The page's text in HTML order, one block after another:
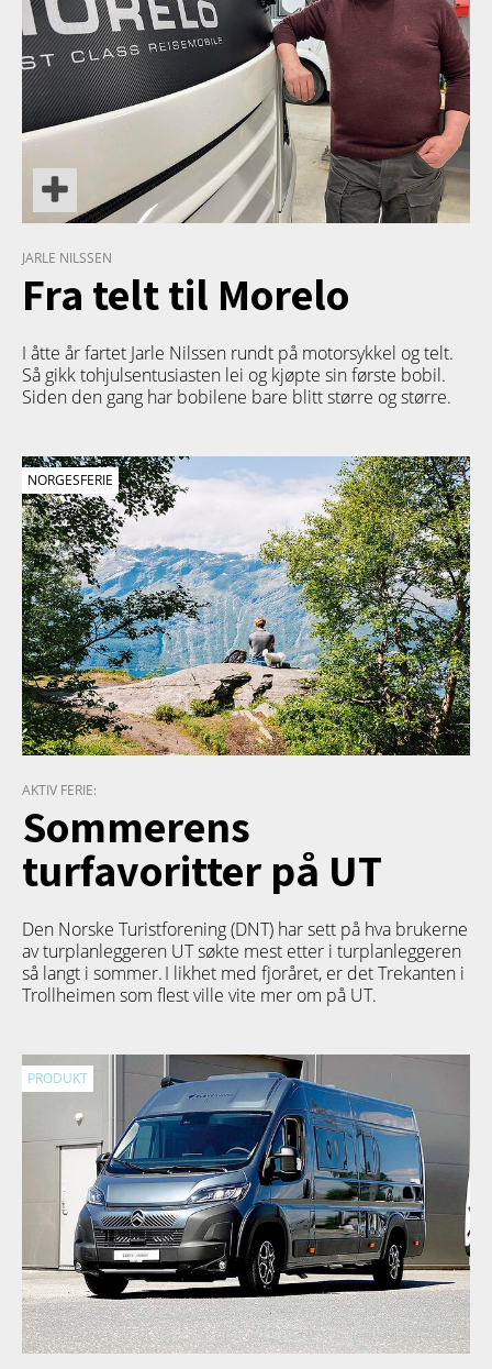
JARLE NILSSEN
Fra telt til Morelo
I åtte år fartet Jarle Nilssen rundt på motorsykkel og telt.
Så gikk tohjulsentusiasten lei og kjøpte sin første bobil.
Siden den gang har bobilene bare blitt større og større.
NORGESFERIE
AKTIV FERIE:
Sommerens
turfavoritter på UT
Den Norske Turistforening (DNT) har sett på hva brukerne
av turplanleggeren UTsøkte mest etter i turplanleggeren
så langt i sommer. I likhet med fjoråret, er det Trekanten i
Trollheimen som flest ville vite mer om på UT.
PRODUKT